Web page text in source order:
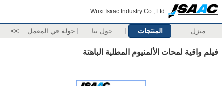
Wuxi Isaac Industry Co., Ltd.
منزل المنتجات حول بنا جولة في المعمل >>
فيلم واقية لمحات الألمنيوم المطلية الباهتة